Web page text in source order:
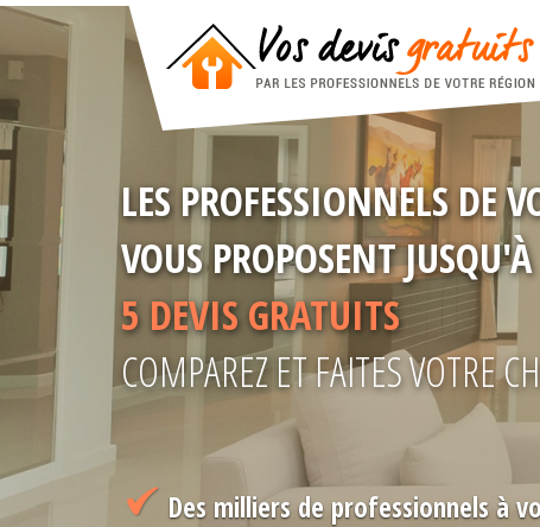
LES PROFESSIONNELS DE
VOUS PROPOSENT JUSQU'À
5 DEVIS GRATUITS
COMPAREZ ET FAITES VOTRE
Des milliers de professionnels à